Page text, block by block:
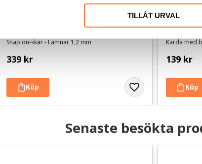
TILLÅT URVAL
Snap on-skär - Lämnar 1,2 mm
339 kr
Medium
Karda med
139 kr
Senaste besökta